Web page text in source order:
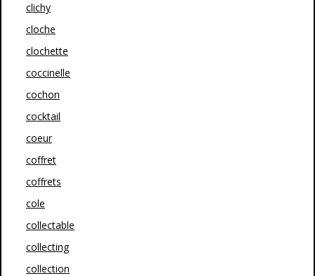
clichy
cloche
clochette
coccinelle
cochon
cocktail
coeur
coffret
coffrets
cole
collectable
collecting
collection